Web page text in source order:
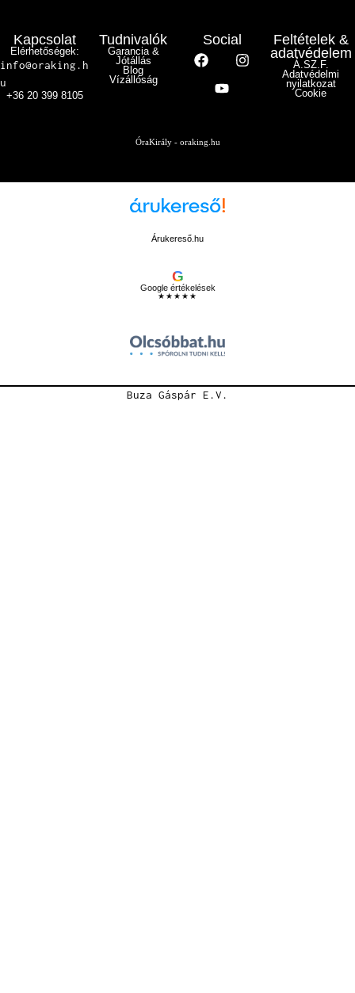
Kapcsolat
Elérhetőségek:
info@oraking.h
u
+36 20 399 8105
Tudnivalók
Garancia &
Jótállás
Blog
Vízállóság
Social
Feltételek &
adatvédelem
Á.SZ.F.
Adatvédelmi
nyilatkozat
Cookie
ÓraKirály - oraking.hu
Árukereső.hu
G
Google értékelések
★★★★★
Buza Gáspár E.V.